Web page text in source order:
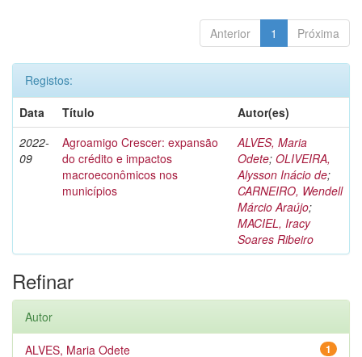
Anterior 1 Próxima
Registos:
Data
Título
Autor(es)
2022-
09
Agroamigo Crescer: expansão
do crédito e impactos
macroeconômicos nos
municípios
ALVES, Maria
Odete; OLIVEIRA,
Alysson Inácio de;
CARNEIRO, Wendell
Márcio Araújo;
MACIEL, Iracy
Soares Ribeiro
Refinar
Autor
1
ALVES, Maria Odete